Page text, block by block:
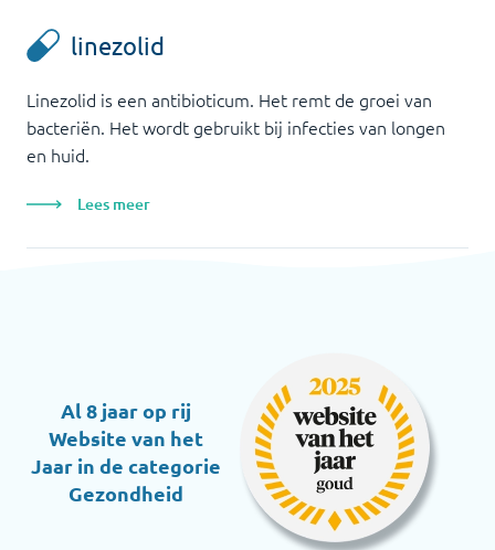
linezolid
Linezolid is een antibioticum. Het remt de groei van
bacteriën. Het wordt gebruikt bij infecties van longen
en huid.
Lees meer
Al 8 jaar op rij
Website van het
Jaar in de categorie
Gezondheid